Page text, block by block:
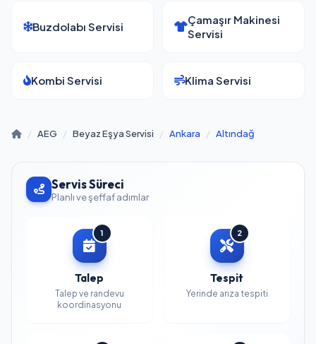
Buzdolabı Servisi
Çamaşır Makinesi
Servisi
Kombi Servisi Klima Servisi
/ AEG / Beyaz Eşya Servisi / Ankara / Altındağ
Servis Süreci
Planlı ve şeffaf adımlar
1
Talep
Talep ve randevu
koordinasyonu
2
Tespit
Yerinde arıza tespiti